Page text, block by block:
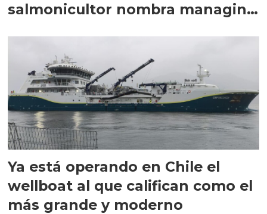
salmonicultor nombra managing
Ya está operando en Chile el
wellboat al que califican como el
más grande y moderno